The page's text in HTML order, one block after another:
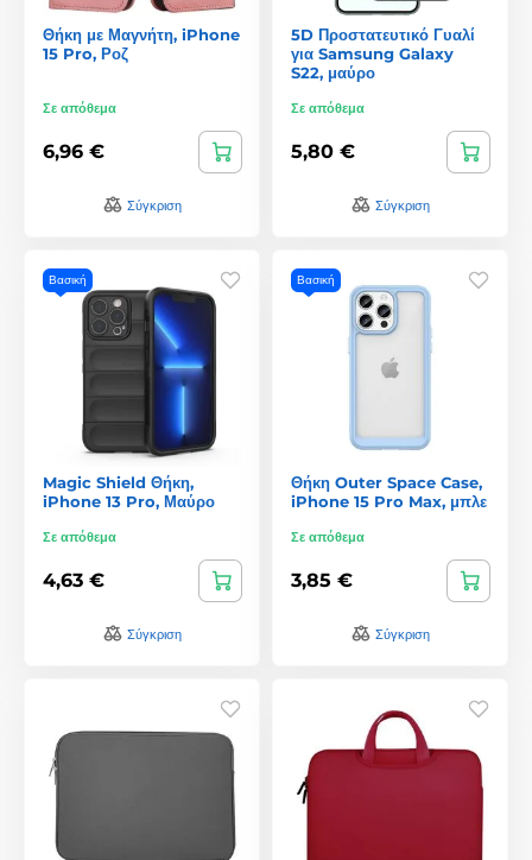
Θήκη με Μαγνήτη, iPhone
15 Pro, Ροζ
Σε απόθεμα
6,96 €
Σύγκριση
5D Προστατευτικό Γυαλί
για Samsung Galaxy
S22, μαύρο
Σε απόθεμα
5,80 €
Σύγκριση
Βασική
Magic Shield Θήκη,
iPhone 13 Pro, Μαύρο
Σε απόθεμα
4,63 €
Σύγκριση
Βασική
Θήκη Outer Space Case,
iPhone 15 Pro Max, μπλε
Σε απόθεμα
3,85 €
Σύγκριση